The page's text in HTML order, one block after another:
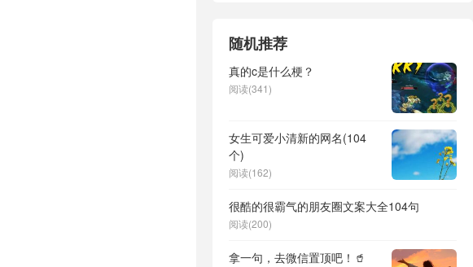
随机推荐
真的c是什么梗？
阅读(341)
女生可爱小清新的网名(104
个)
阅读(162)
很酷的很霸气的朋友圈文案大全104句
阅读(200)
拿一句，去微信置顶吧！🥤